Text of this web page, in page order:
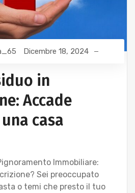
Dicembre 18, 2024
in
Accade
casa
Immobiliare:
Sei preoccupato
o temi che presto il tuo